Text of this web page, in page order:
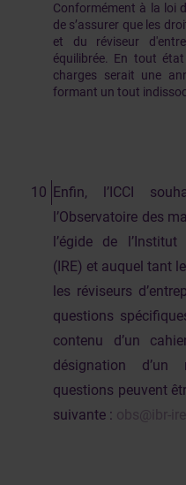
Conformément à la loi
de s’assurer que les
et du réviseur
équilibrée. En tout
charges serait une
formant un tout
Enfin, l’ICCI
l’Observatoire des
l’égide de l’Institut
(IRE) et auquel tant
les réviseurs
questions
contenu d’un
désignation d’un
questions peuvent
suivante : obs@ibr-